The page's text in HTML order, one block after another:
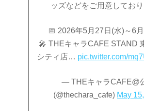
ッズなどをご用意しており
📅 2026年5月27日(水)～6
🎤 THEキャラCAFE STAND
シティ店… pic.twitter.com/
— THEキャラCAFE@
(@thechara_cafe) May